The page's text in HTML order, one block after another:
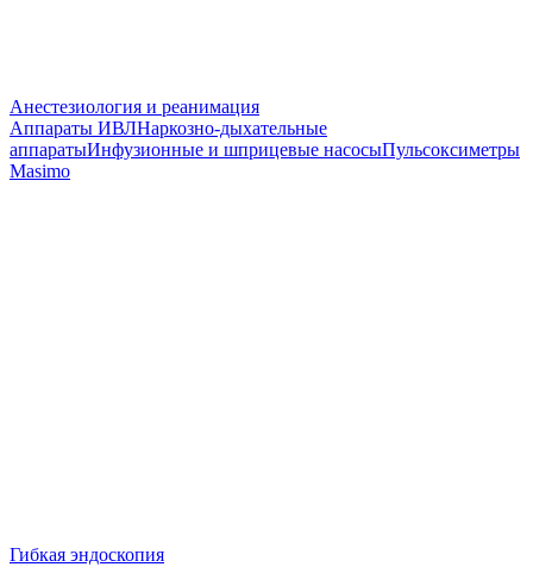
Анестезиология и реанимация
Аппараты ИВЛНаркозно-дыхательные
аппаратыИнфузионные и шприцевые насосыПульсоксиметры
Masimo
Гибкая эндоскопия